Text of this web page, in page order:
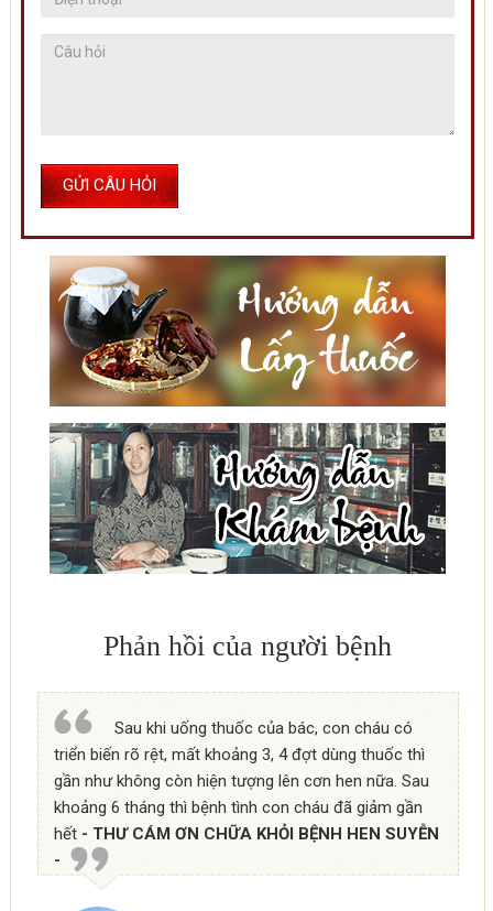
Phản hồi của người bệnh
Sau khi uống thuốc của bác, con cháu có
triển biến rõ rệt, mất khoảng 3, 4 đợt dùng thuốc thì
gần như không còn hiện tượng lên cơn hen nữa. Sau
khoảng 6 tháng thì bệnh tình con cháu đã giảm gần
hết - THƯ CÁM ƠN CHỮA KHỎI BỆNH HEN SUYỄN
-